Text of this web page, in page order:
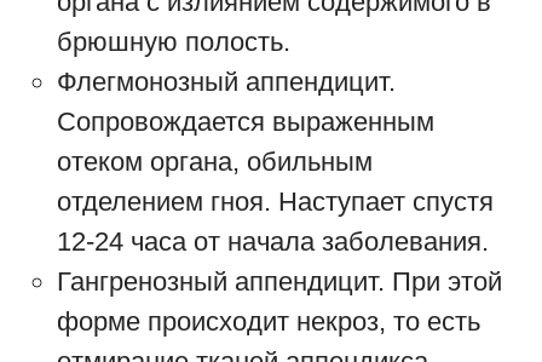
брюшную полость.
Флегмонозный аппендицит.
Сопровождается выраженным
отеком органа, обильным
отделением гноя. Наступает спустя
12-24 часа от начала заболевания.
Гангренозный аппендицит. При этой
форме происходит некроз, то есть